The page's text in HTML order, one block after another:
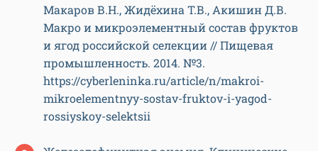
Макаров В.Н., Жидёхина Т.В., Акишин Д.В.
Макро и микроэлементный состав фруктов
и ягод российской селекции // Пищевая
промышленность. 2014. №3.
https://cyberleninka.ru/article/n/makroi-
mikroelementnyy-sostav-fruktov-i-yagod-
rossiyskoy-selektsii